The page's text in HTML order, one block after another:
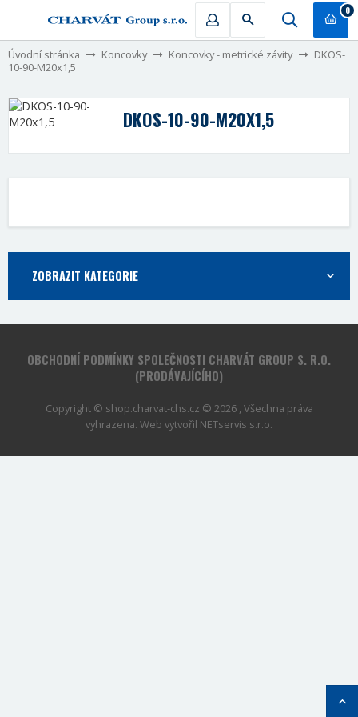
0
Úvodní stránka Koncovky Koncovky - metrické závity
DKOS-
10-90-M20x1,5
DKOS-10-90-M20X1,5
ZOBRAZIT KATEGORIE
OBCHODNÍ PODMÍNKY SPOLEČNOSTI CHARVÁT GROUP S. R.O.
(PRODÁVAJÍCÍHO)
Copyright © shop.charvat-chs.cz © 2026 , Všechna práva
vyhrazena. Web vytvořil NETservis s.r.o.